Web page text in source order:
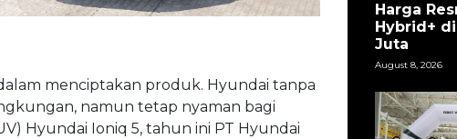
menciptakan produk. Hyundai tanpa
namun tetap nyaman bagi
Hyundai Ioniq 5, tahun ini PT Hyundai
Harga
Hybrid+
Juta
August 8, 2026